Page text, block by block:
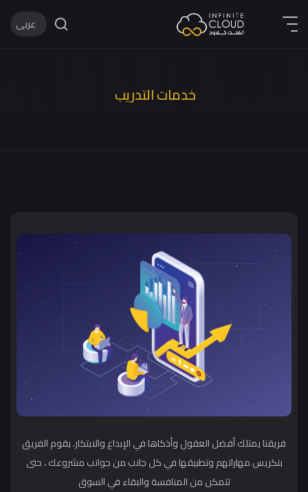
عربى
English
خدمات التدريب
فريقنا يمتلك أفضل العقول وأذكاها في الإبداع والابتكار. يقوم الفريق
بتكريس مهاراتهم وتطبيقها في كل جانب من جوانب مشروعك ، حتى
تتمكن من المنافسة والبقاء في السوق